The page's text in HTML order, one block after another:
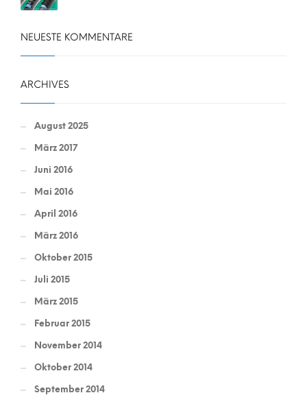
NEUESTE KOMMENTARE
ARCHIVES
August 2025
März 2017
Juni 2016
Mai 2016
April 2016
März 2016
Oktober 2015
Juli 2015
März 2015
Februar 2015
November 2014
Oktober 2014
September 2014